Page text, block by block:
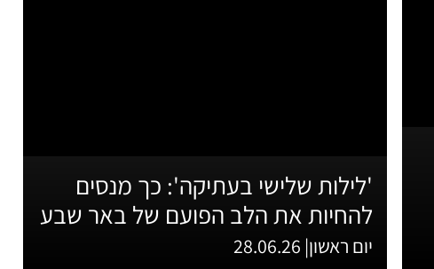
'לילות שלישי בעתיקה': כך מנסים
להחיות את הלב הפועם של באר שבע
יום ראשון| 28.06.26